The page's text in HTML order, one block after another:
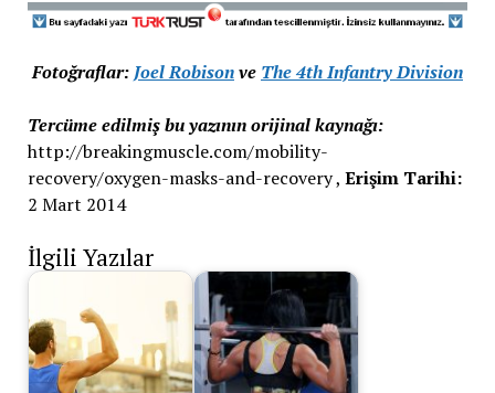
Fotoğraflar: Joel Robisonve The 4th Infantry Division
Tercüme edilmiş bu yazının orijinal kaynağı:
http://breakingmuscle.com/mobility-
recovery/oxygen-masks-and-recovery , Erişim Tarihi:
2 Mart 2014
İlgili Yazılar